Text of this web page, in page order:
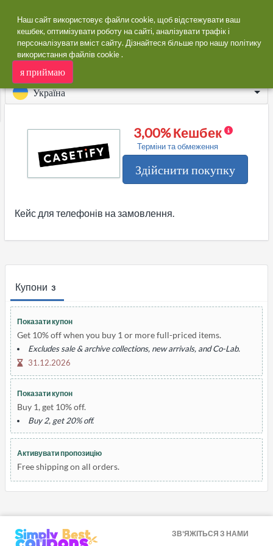
додому Магазини CASETiFY
CASETiFY кешбек
Україна
Купони 3
Показати купон
Get 10% off when you buy 1 or more full-priced items.
Excludes sale & archive collections, new arrivals, and Co-Lab.
31.12.2026
Показати купон
Buy 1, get 10% off.
Buy 2, get 20% off.
Активувати пропозицію
Free shipping on all orders.
3,00% Кешбек
Терміни та обмеження
Здійснити покупку
Кейс для телефонів на замовлення.
ЗВ'ЯЖІТЬСЯ З НАМИ
Наш сайт використовує файли cookie, щоб відстежувати ваш
кешбек, оптимізувати роботу на сайті, аналізувати трафік і
персоналізувати вміст сайту. Дізнайтеся більше про нашу політику
використання файлів cookie.
я приймаю